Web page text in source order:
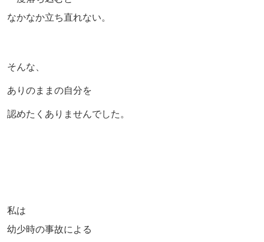
なかなか立ち直れない。
そんな、
ありのままの自分を
認めたくありませんでした。
私は
幼少時の事故による